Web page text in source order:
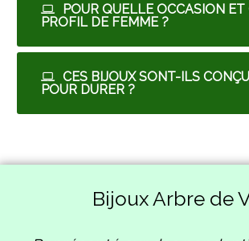
POUR QUELLE OCCASION ET
PROFIL DE FEMME ?
CES BIJOUX SONT-ILS
POUR DURER ?
Bijoux Arbre de